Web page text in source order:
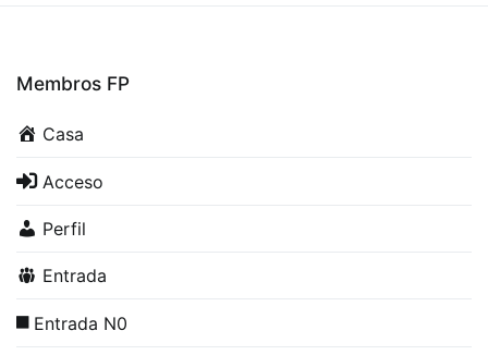
Membros FP
Casa
Acceso
Perfil
Entrada
Entrada N0